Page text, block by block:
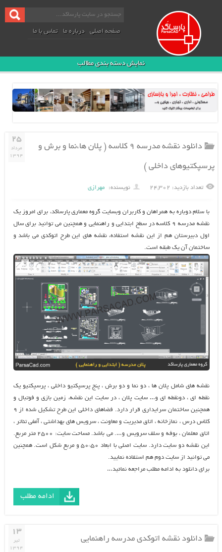
صفحه اصلی درباره ما تماس با ما
نمایش دسته بندی مطالب
۲۵
مرداد
۱۳۹۴
دانلود نقشه مدرسه ۹ کلاسه ( پلان ها،نما و برش و
پرسپکتیوهای داخلی )
تعداد بازدید: ۲۴,۳۰۲ نویسنده: مهرازی
با سلام دوباره به همراهان و کاربران وبسایت گروه معماری پارساکد، برای امروز یک
نقشه مدرسه ۹ کلاسه در سطح ابتدایی و راهنمایی و همچنین می توانید برای سال
اول دبیرستان هم از این نقشه استفاده، نقشه های این طرح اتوکدی می باشد و
ساختمان آن یک طبقه است.
نقشه های شامل پلان ها ، دو نما و دو برش ، پنج پرسپکتیو داخلی ، پرسپکتیو یک
نقطه ای ، دونقطه ای و… سایت پلان ، در سایت این نقشه، زمین بازی و فوتبال و
همچنین ساختمان سرایداری قرار دارد. فضاهای داخلی این طرح تشکیل شده از ۹
کلاس درس ، نمازخانه ، اتاق مدیریت و معاونت ، سرویس های بهداشتی ، آمفی تئاتر ،
اتاق معلمان ، بوفه و سلف سرویس و…. می باشد. مساحت سایت: ۲۵۰۰ متر مربع.
این نقشه دو سایت دارد. سایت اصلی با ابعاد ۵۰*۵۰ و مربع شکل است. همچنین
می توانید از سایت دوم هم استفاده نمایید.
برای دانلود به ادامه مطلب مراجعه نمائید…
ادامه مطلب
۱۳
تیر
۱۳۹۴
دانلود نقشه اتوکدی مدرسه راهنمایی